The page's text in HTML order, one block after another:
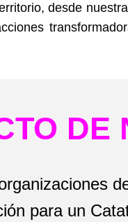
desde
DE
para un